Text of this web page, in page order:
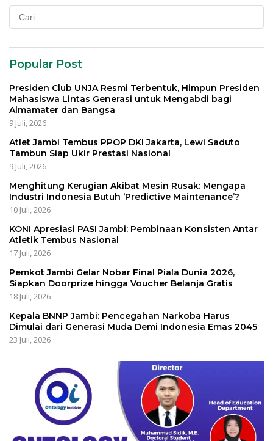
Cari
untuk:
Popular Post
Presiden Club UNJA Resmi Terbentuk, Himpun Presiden
Mahasiswa Lintas Generasi untuk Mengabdi bagi
Almamater dan Bangsa
9 Juli, 2026
Atlet Jambi Tembus PPOP DKI Jakarta, Lewi Saduto
Tambun Siap Ukir Prestasi Nasional
9 Juli, 2026
Menghitung Kerugian Akibat Mesin Rusak: Mengapa
Industri Indonesia Butuh ‘Predictive Maintenance’?
10 Juli, 2026
KONI Apresiasi PASI Jambi: Pembinaan Konsisten Antar
Atletik Tembus Nasional
17 Juli, 2026
Pemkot Jambi Gelar Nobar Final Piala Dunia 2026,
Siapkan Doorprize hingga Voucher Belanja Gratis
18 Juli, 2026
Kepala BNNP Jambi: Pencegahan Narkoba Harus
Dimulai dari Generasi Muda Demi Indonesia Emas 2045
23 Juli, 2026